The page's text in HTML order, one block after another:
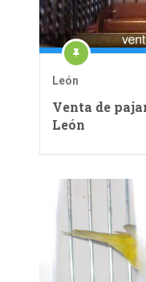
León
Venta de
León